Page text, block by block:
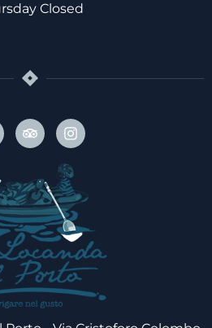
Closed